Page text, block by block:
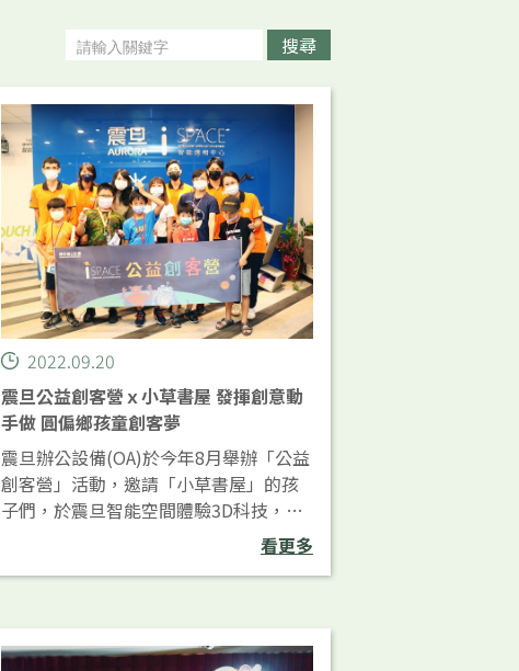
搜尋
2022.09.20
震旦公益創客營ｘ小草書屋 發揮創意動
手做 圓偏鄉孩童創客夢
震旦辦公設備(OA)於今年8月舉辦「公益
創客營」活動，邀請「小草書屋」的孩
子們，於震旦智能空間體驗3D科技，在
講師的引導下，每位學員發揮巧思，實
際動手操作，透過雷切機完成創意作
看更多